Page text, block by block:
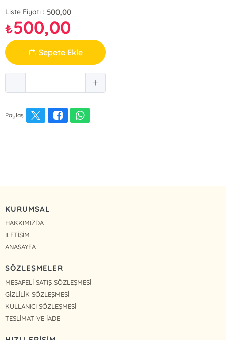
Liste Fiyatı : 500,00
₺500,00
Sepete Ekle
Paylaş
KURUMSAL
HAKKIMIZDA
İLETİŞİM
ANASAYFA
SÖZLEŞMELER
MESAFELİ SATIŞ SÖZLEŞMESİ
GİZLİLİK SÖZLEŞMESİ
KULLANICI SÖZLEŞMESİ
TESLİMAT VE İADE